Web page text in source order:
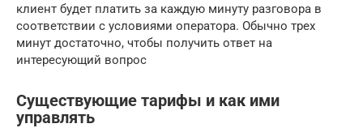
клиент будет платить за каждую минуту разговора в
соответствии с условиями оператора. Обычно трех
минут достаточно, чтобы получить ответ на
интересующий вопрос
Существующие тарифы и как ими
управлять